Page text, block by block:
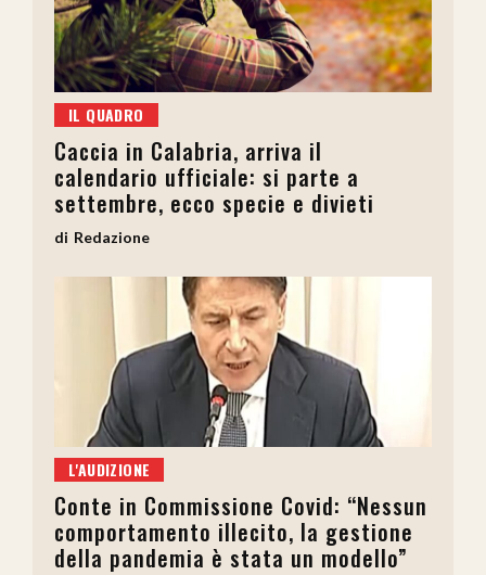
IL QUADRO
Caccia in Calabria, arriva il
calendario ufficiale: si parte a
settembre, ecco specie e divieti
Redazione
L'AUDIZIONE
Conte in Commissione Covid: “Nessun
comportamento illecito, la gestione
della pandemia è stata un modello”